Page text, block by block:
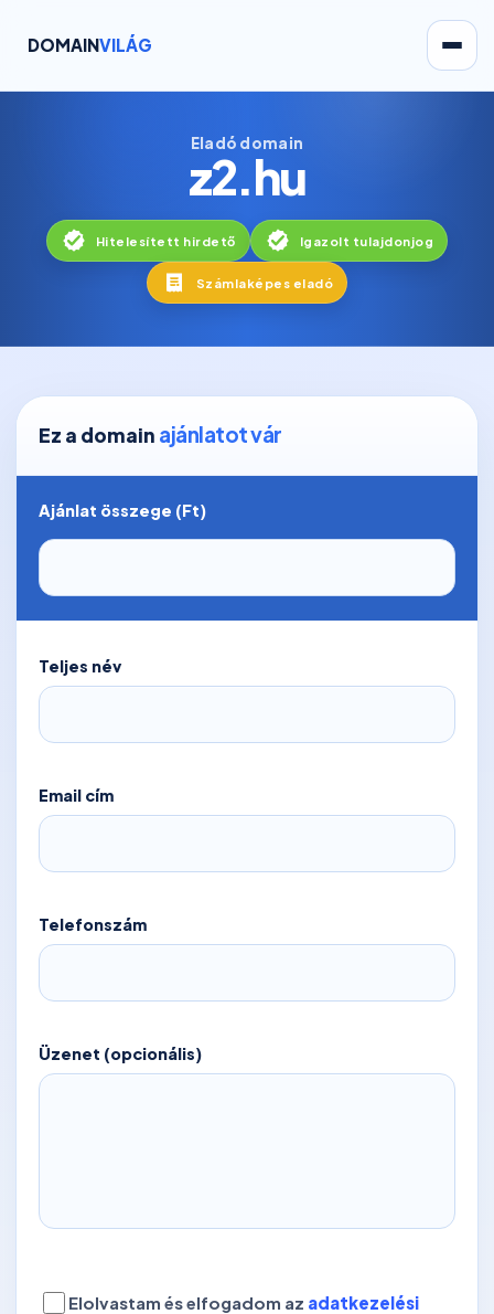
DOMAINVILÁG
Eladó domain
z2.hu
Hitelesített hirdető Igazolt tulajdonjog
Számlaképes eladó
Ez a domain ajánlatot vár
Ajánlat összege (Ft)
Teljes név
Email cím
Telefonszám
Üzenet (opcionális)
Elolvastam és elfogadom az adatkezelési